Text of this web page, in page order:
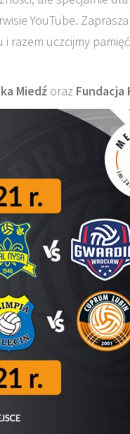
YouTube.
uczcijmy
Miedź oraz Fundacja